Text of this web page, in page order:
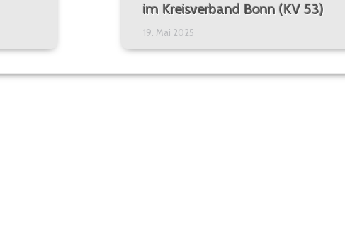
im Kreisverband Bonn (KV 53)
19. Mai 2025